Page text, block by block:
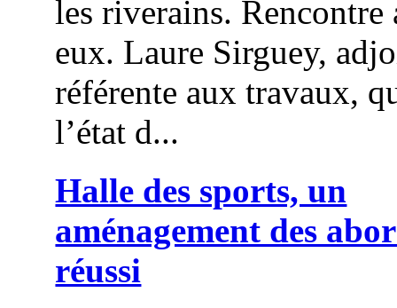
les riverains. Rencontre
eux. Laure Sirguey,
référente aux travaux,
l’état d...
Halle des sports, un
aménagement des
réussi